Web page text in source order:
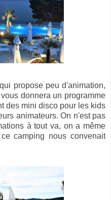
propose peu d'animation,
donnera un programme
des mini disco pour les kids
animateurs. On n'est pas
à tout va, on a même
camping nous convenait